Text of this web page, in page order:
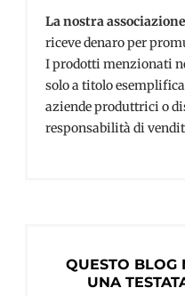
La nostra
riceve denaro per
I prodotti menzionati
solo a titolo
aziende produttrici o
responsabilità di
QUESTO BLOG
UNA